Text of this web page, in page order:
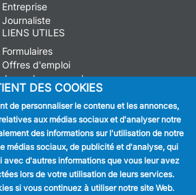
Entreprise
Journaliste
LIENS UTILES
Formulaires
Offres d'emploi
Journal communal
Stationnement
SUIVEZ NOUS
Facebook
Linkedin
DES COOKIES
de personnaliser le contenu et les annonces,
aux médias sociaux et d'analyser notre
des informations sur l'utilisation de notre
médias sociaux, de publicité et d'analyse, qui
d'autres informations que vous leur avez
lors de votre utilisation de leurs services.
si vous continuez à utiliser notre site Web.